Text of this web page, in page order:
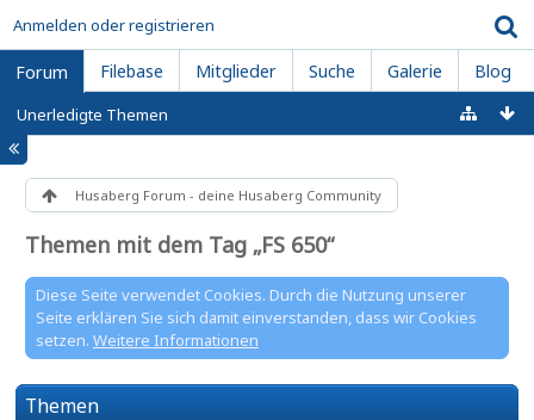
Anmelden oder registrieren
Forum Filebase Mitglieder Suche Galerie Blog
Unerledigte Themen
Husaberg Forum - deine Husaberg Community
Themen mit dem Tag „FS 650“
Diese Seite verwendet Cookies. Durch die Nutzung unserer
Seite erklären Sie sich damit einverstanden, dass wir Cookies
setzen. Weitere Informationen
Themen